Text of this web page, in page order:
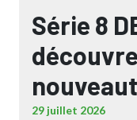
Série 8
29 juillet 2026